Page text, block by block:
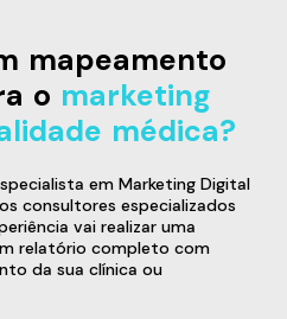
mapeamento
o marketing
médica?
em Marketing Digital
consultores especializados
vai realizar uma
relatório completo com
da sua clínica ou